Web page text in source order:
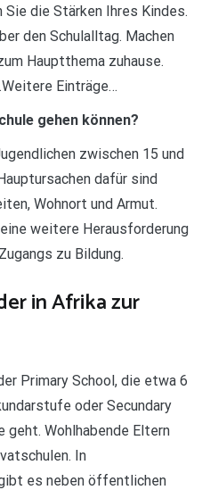
die Stärken Ihres Kindes.
den Schulalltag. Machen
Hauptthema zuhause.
Einträge…
gehen können?
zwischen 15 und
dafür sind
Wohnort und Armut.
weitere Herausforderung
zu Bildung.
in Afrika zur
Primary School, die etwa 6
oder Secundary
geht. Wohlhabende Eltern
In
es neben öffentlichen